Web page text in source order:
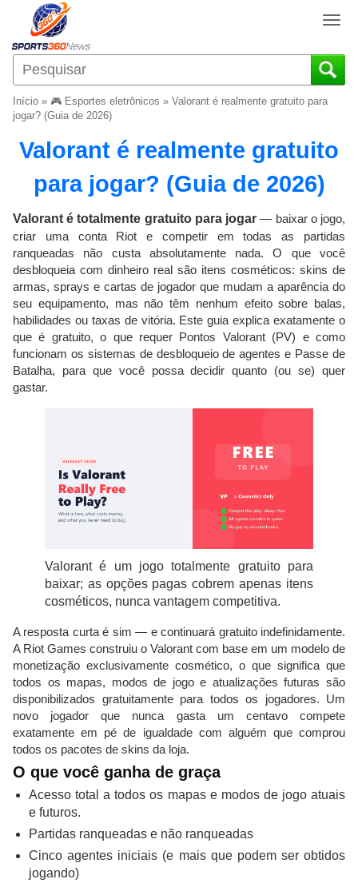
T
g
g
a
v
a
t
i
o
n
Início » 🎮 Esportes eletrônicos » Valorant é realmente gratuito para
jogar? (Guia de 2026)
Valorant é realmente gratuito
para jogar? (Guia de 2026)
Valorant é totalmente gratuito para jogar — baixar o jogo,
criar uma conta Riot e competir em todas as partidas
ranqueadas não custa absolutamente nada. O que você
desbloqueia com dinheiro real são itens cosméticos: skins de
armas, sprays e cartas de jogador que mudam a aparência do
seu equipamento, mas não têm nenhum efeito sobre balas,
habilidades ou taxas de vitória. Este guia explica exatamente o
que é gratuito, o que requer Pontos Valorant (PV) e como
funcionam os sistemas de desbloqueio de agentes e Passe de
Batalha, para que você possa decidir quanto (ou se) quer
gastar.
Valorant é um jogo totalmente gratuito para
baixar; as opções pagas cobrem apenas itens
cosméticos, nunca vantagem competitiva.
A resposta curta é sim — e continuará gratuito indefinidamente.
A Riot Games construiu o Valorant com base em um modelo de
monetização exclusivamente cosmético, o que significa que
todos os mapas, modos de jogo e atualizações futuras são
disponibilizados gratuitamente para todos os jogadores. Um
novo jogador que nunca gasta um centavo compete
exatamente em pé de igualdade com alguém que comprou
todos os pacotes de skins da loja.
O que você ganha de graça
Acesso total a todos os mapas e modos de jogo atuais
e futuros.
Partidas ranqueadas e não ranqueadas
Cinco agentes iniciais (e mais que podem ser obtidos
jogando)